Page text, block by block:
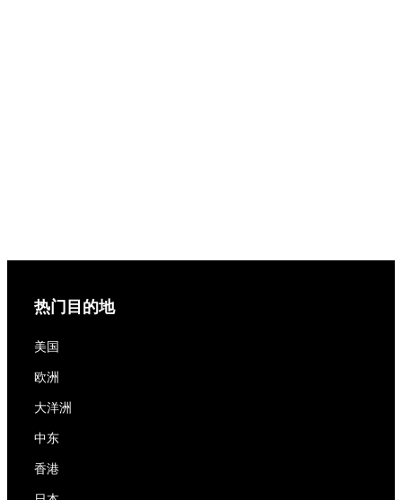
热门目的地
美国
欧洲
大洋洲
中东
香港